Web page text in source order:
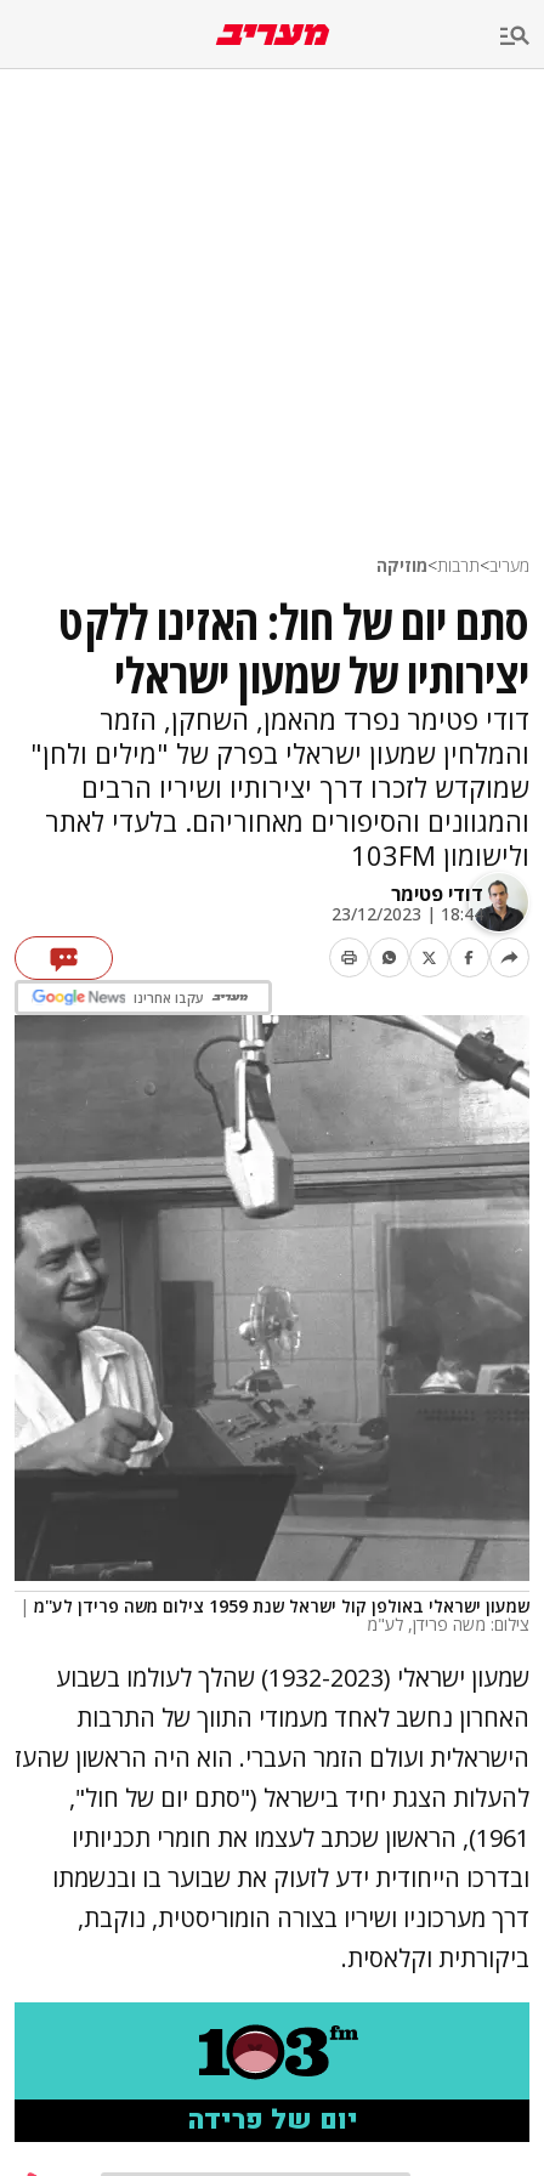
מעריב>תרבות>מוזיקה
סתם יום של חול: האזינו ללקט
יצירותיו של שמעון ישראלי
דודי פטימר נפרד מהאמן, השחקן, הזמר
והמלחין שמעון ישראלי בפרק של "מילים ולחן"
שמוקדש לזכרו דרך יצירותיו ושיריו הרבים
והמגוונים והסיפורים מאחוריהם. בלעדי לאתר
ולישומון 103FM
דודי פטימר
18:44 | 23/12/2023
עקבו אחרינו
שמעון ישראלי באולפן קול ישראל שנת 1959 צילום משה פרידן לע''מ |
צילום: משה פרידן, לע"מ
שמעון ישראלי (1932-2023) שהלך לעולמו בשבוע
האחרון נחשב לאחד מעמודי התווך של התרבות
הישראלית ועולם הזמר העברי. הוא היה הראשון שהעז
להעלות הצגת יחיד בישראל ("סתם יום של חול",
1961), הראשון שכתב לעצמו את חומרי תכניותיו
ובדרכו הייחודית ידע לזעוק את שבוער בו ובנשמתו
דרך מערכוניו ושיריו בצורה הומוריסטית, נוקבת,
ביקורתית וקלאסית.